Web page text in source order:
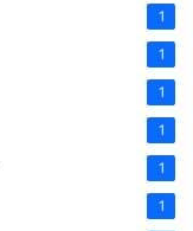
1
1
1
1
1
1